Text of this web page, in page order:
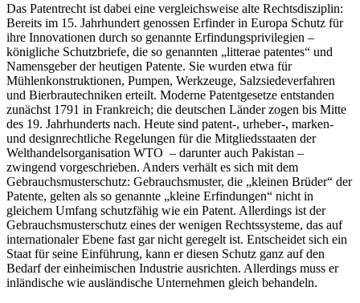
Das Patentrecht ist dabei eine vergleichsweise alte Rechtsdisziplin:
Bereits im 15. Jahrhundert genossen Erfinder in Europa Schutz für
ihre Innovationen durch so genannte Erfindungsprivilegien –
königliche Schutzbriefe, die so genannten „litterae patentes“ und
Namensgeber der heutigen Patente. Sie wurden etwa für
Mühlenkonstruktionen, Pumpen, Werkzeuge, Salzsiedeverfahren
und Bierbrautechniken erteilt. Moderne Patentgesetze entstanden
zunächst 1791 in Frankreich; die deutschen Länder zogen bis Mitte
des 19. Jahrhunderts nach. Heute sind patent-, urheber-, marken-
und designrechtliche Regelungen für die Mitgliedsstaaten der
Welthandelsorganisation WTO – darunter auch Pakistan –
zwingend vorgeschrieben. Anders verhält es sich mit dem
Gebrauchsmusterschutz: Gebrauchsmuster, die „kleinen Brüder“ der
Patente, gelten als so genannte „kleine Erfindungen“ nicht in
gleichem Umfang schutzfähig wie ein Patent. Allerdings ist der
Gebrauchsmusterschutz eines der wenigen Rechtssysteme, das auf
internationaler Ebene fast gar nicht geregelt ist. Entscheidet sich ein
Staat für seine Einführung, kann er diesen Schutz ganz auf den
Bedarf der einheimischen Industrie ausrichten. Allerdings muss er
inländische wie ausländische Unternehmen gleich behandeln.